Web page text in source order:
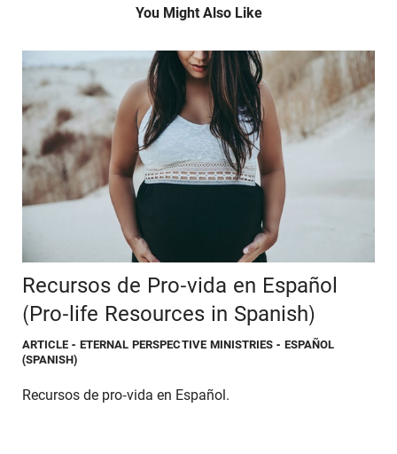
You Might Also Like
Recursos de Pro-vida en Español
(Pro-life Resources in Spanish)
ARTICLE - ETERNAL PERSPECTIVE MINISTRIES - ESPAÑOL
(SPANISH)
Recursos de pro-vida en Español.